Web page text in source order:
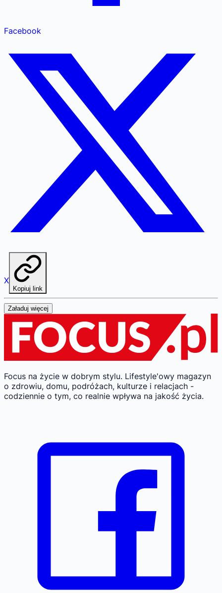
Facebook
X
Kopiuj link
Załaduj więcej
Focus na życie w dobrym stylu. Lifestyle'owy magazyn
o zdrowiu, domu, podróżach, kulturze i relacjach -
codziennie o tym, co realnie wpływa na jakość życia.